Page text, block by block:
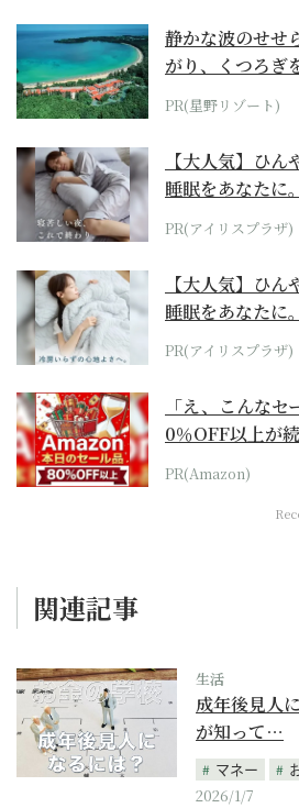
静かな波のせせ
がり、くつろぎ
ホテル by...
PR(星野リゾート)
【大人気】ひ
睡眠をあなたに。
PR(アイリスプラザ)
【大人気】ひ
睡眠をあなたに。
PR(アイリスプラザ)
「え、こんな
0％OFF以上が
本気が...
PR(Amazon)
関連記事
生活
成年後見人
が知って…
マネー
2026/1/7